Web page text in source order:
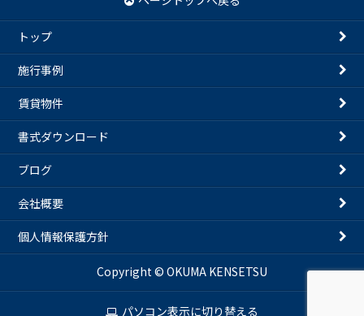
トップ
施行事例
賃貸物件
書式ダウンロード
ブログ
会社概要
個人情報保護方針
Copyright © OKUMA KENSETSU
パソコン表示に切り替える